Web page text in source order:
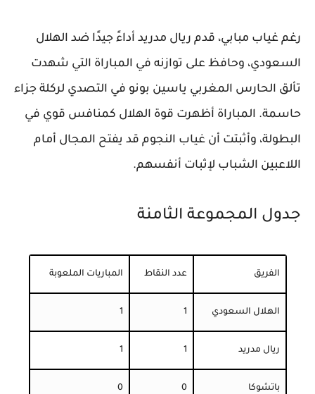
رغم غياب مبابي، قدم ريال مدريد أداءً جيدًا ضد الهلال
السعودي، وحافظ على توازنه في المباراة التي شهدت
تألق الحارس المغربي ياسين بونو في التصدي لركلة جزاء
حاسمة. المباراة أظهرت قوة الهلال كمنافس قوي في
البطولة، وأثبتت أن غياب النجوم قد يفتح المجال أمام
اللاعبين الشباب لإثبات أنفسهم.
جدول المجموعة الثامنة
الفريق عدد النقاط المباريات الملعوبة
الهلال السعودي 1
1
ريال مدريد 1
1
باتشوكا 0
0